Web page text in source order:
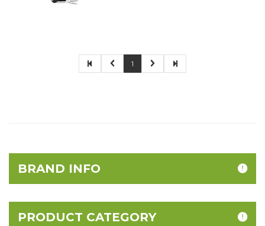
1
BRAND INFO
PRODUCT CATEGORY